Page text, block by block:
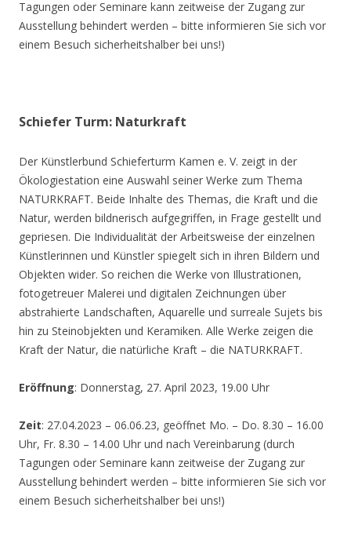
Tagungen oder Seminare kann zeitweise der Zugang zur
Ausstellung behindert werden – bitte informieren Sie sich vor
einem Besuch sicherheitshalber bei uns!)
Schiefer Turm: Naturkraft
Der Künstlerbund Schieferturm Kamen e. V. zeigt in der
Ökologiestation eine Auswahl seiner Werke zum Thema
NATURKRAFT. Beide Inhalte des Themas, die Kraft und die
Natur, werden bildnerisch aufgegriffen, in Frage gestellt und
gepriesen. Die Individualität der Arbeitsweise der einzelnen
Künstlerinnen und Künstler spiegelt sich in ihren Bildern und
Objekten wider. So reichen die Werke von Illustrationen,
fotogetreuer Malerei und digitalen Zeichnungen über
abstrahierte Landschaften, Aquarelle und surreale Sujets bis
hin zu Steinobjekten und Keramiken. Alle Werke zeigen die
Kraft der Natur, die natürliche Kraft – die NATURKRAFT.
Eröffnung: Donnerstag, 27. April 2023, 19.00 Uhr
Zeit: 27.04.2023 – 06.06.23, geöffnet Mo. – Do. 8.30 – 16.00
Uhr, Fr. 8.30 – 14.00 Uhr und nach Vereinbarung (durch
Tagungen oder Seminare kann zeitweise der Zugang zur
Ausstellung behindert werden – bitte informieren Sie sich vor
einem Besuch sicherheitshalber bei uns!)